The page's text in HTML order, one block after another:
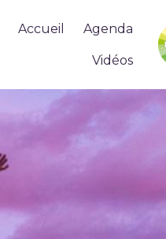
Accueil Agenda
Vidéos